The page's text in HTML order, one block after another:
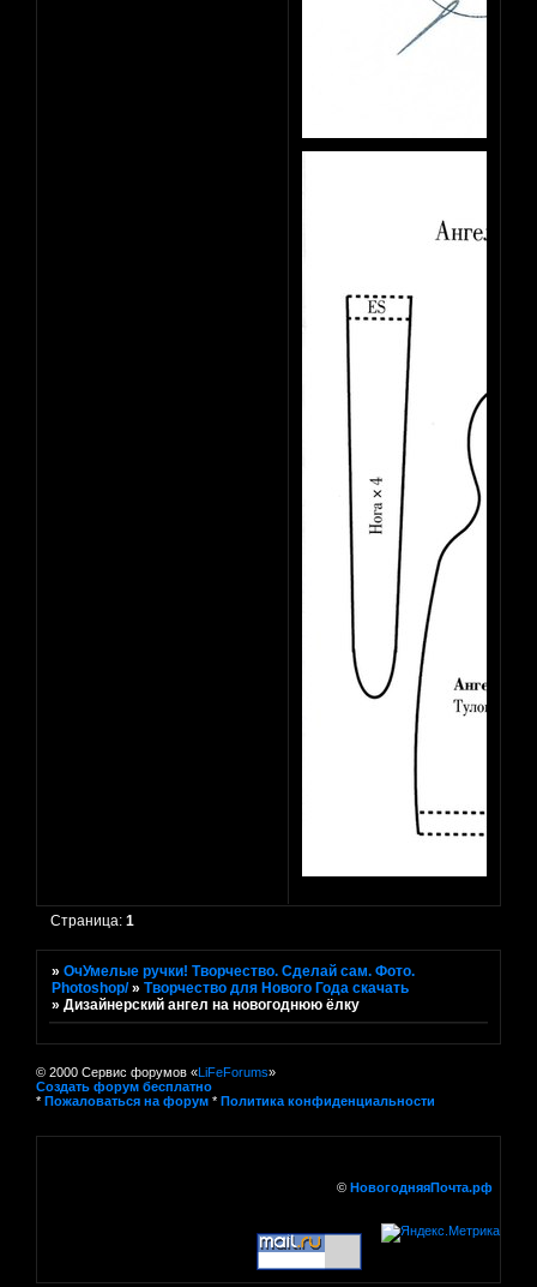
Страница:1
»ОчУмелые ручки! Творчество. Сделай сам. Фото.
Photoshop/ »Творчество для Нового Года скачать
»Дизайнерский ангел на новогоднюю ёлку
© 2000 Сервис форумов «LiFeForums»
Создать форум бесплатно
* Пожаловаться на форум * Политика конфиденциальности
© НовогодняяПочта.рф